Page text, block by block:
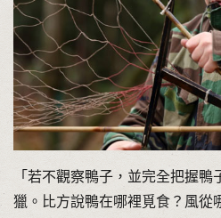
「若不觀察鴨子，並完全把握
獵。比方說鴨在哪裡覓食？風從